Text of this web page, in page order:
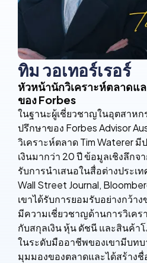
ทิม วอเทอร์เรอร์
หัวหน้านักวิเคราะห์ตลาด
ของ Forbes
ในฐานะผู้เชี่ยวชาญในอุตสาห
ปรึกษาของ Forbes Advisor
วิเคราะห์ตลาด Tim Waterer
เงินมากว่า 20 ปี ข้อมูลเชิงลึกจ
รับการนำเสนอในสื่อต่างประเ
Wall Street Journal,
เขาได้รับการยอมรับอย่างกว้า
มีความเชี่ยวชาญด้านการวิเคร
กับสกุลเงิน หุ้น ดัชนี และสินค้
ในระดับมืออาชีพของเขามีบท
มุมมองของตลาดและได้สร้างชื่